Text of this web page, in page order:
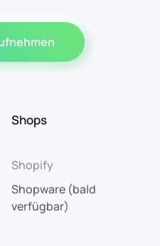
Shops
Shopify
Shopware (bald
verfügbar)